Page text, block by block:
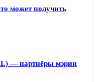
может получить
— партнёры мэрии